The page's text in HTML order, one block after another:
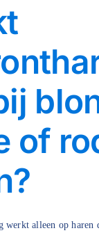
of
werkt alleen op haren